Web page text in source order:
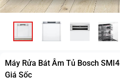
Máy Rửa Bát Âm Tủ Bosch
Giá Sốc